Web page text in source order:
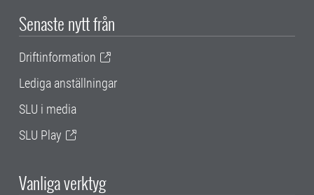
Senaste nytt från
Driftinformation
Lediga anställningar
SLU i media
SLU Play
Vanliga verktyg